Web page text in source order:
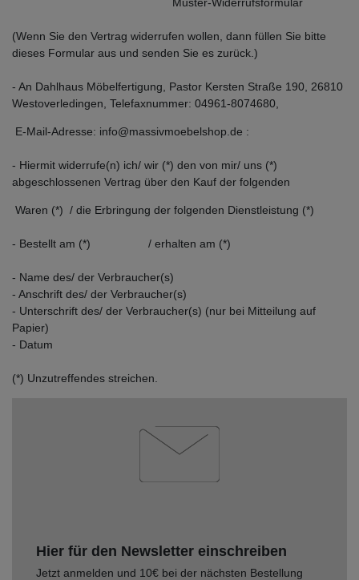
(Wenn Sie den Vertrag widerrufen wollen, dann füllen Sie bitte
dieses Formular aus und senden Sie es zurück.)
- An Dahlhaus Möbelfertigung, Pastor Kersten Straße 190, 26810
Westoverledingen, Telefaxnummer: 04961-8074680,
E-Mail-Adresse: info@massivmoebelshop.de :
- Hiermit widerrufe(n) ich/ wir (*) den von mir/ uns (*)
abgeschlossenen Vertrag über den Kauf der folgenden
Waren (*) / die Erbringung der folgenden Dienstleistung (*)
- Bestellt am (*) / erhalten am (*)
- Name des/ der Verbraucher(s)
- Anschrift des/ der Verbraucher(s)
- Unterschrift des/ der Verbraucher(s) (nur bei Mitteilung auf
Papier)
- Datum
(*) Unzutreffendes streichen.
Hier für den Newsletter einschreiben
Jetzt anmelden und 10€ bei der nächsten Bestellung